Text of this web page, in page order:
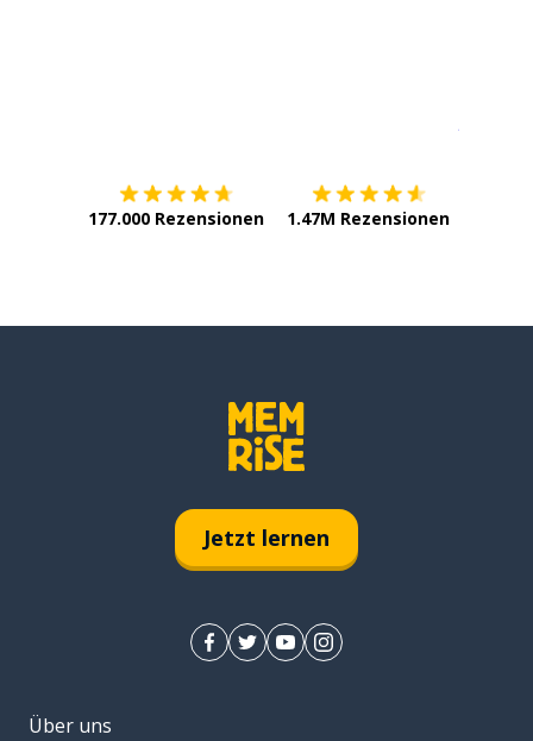
177.000 Rezensionen 1.47M Rezensionen
Jetzt lernen
Über uns